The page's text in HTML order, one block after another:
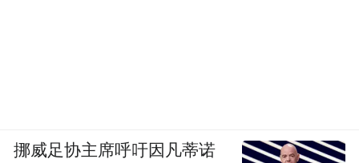
挪威足协主席呼吁因凡蒂诺